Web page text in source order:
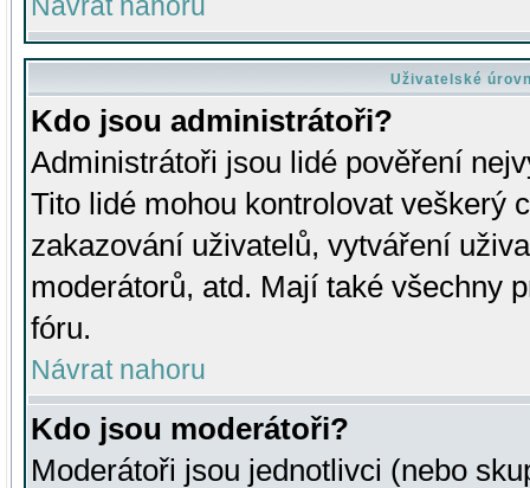
Uživatelské
Kdo jsou administrátoři?
Administrátoři jsou lidé pověření
Tito lidé mohou kontrolovat veškerý
zakazování uživatelů, vytváření
moderátorů, atd. Mají také všechny
fóru.
Návrat nahoru
Kdo jsou moderátoři?
Moderátoři jsou jednotlivci (nebo